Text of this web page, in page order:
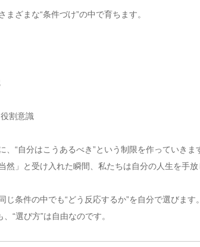
ざまな“条件づけ”の中で育ちます。
割意識
、“自分はこうあるべき”という制限を作っていきま
然」と受け入れた瞬間、私たちは自分の人生を手放
じ条件の中でも“どう反応するか”を自分で選びます。
“選び方”は自由なのです。